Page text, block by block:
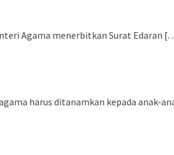
Agama menerbitkan Surat Edaran
harus ditanamkan kepada anak-